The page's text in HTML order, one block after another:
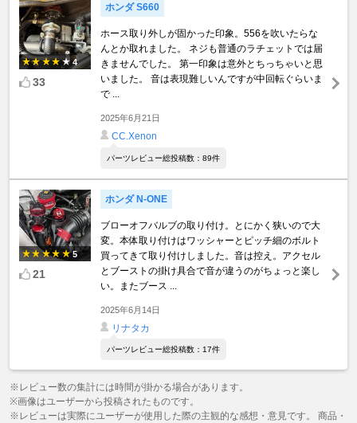
4
33
ホンダ S660
ホース取り外しが固かった印象。556を吹いたらな
んとか取れました。 ネジも普通のラチェットでは届
きませんでした。 第一印象は意外とちっちゃいと思
いました。 音は表現難しいんですが中回転ぐらいま
で ...
2025年6月21日
CC.Xenon
パーツレビュー総投稿数：89件
5
21
ホンダ N-ONE
ブローオフバルブの取り付け。とにかく狭いので大
変。本体取り付けはワッシャーとピッチ細のボルト
買ってきて取り付けしました。音は控え。アクセル
とブーストの掛け具合で音が違うのがちょっと楽し
い。またブース ...
2025年6月14日
リナタカ
パーツレビュー総投稿数：17件
※レビュー数の集計には時間が掛かる場合があります。
※画像はユーザーから投稿されたものです。
※レビューは実際にユーザーが使用した際の主観的な感想・意見です。 商品・